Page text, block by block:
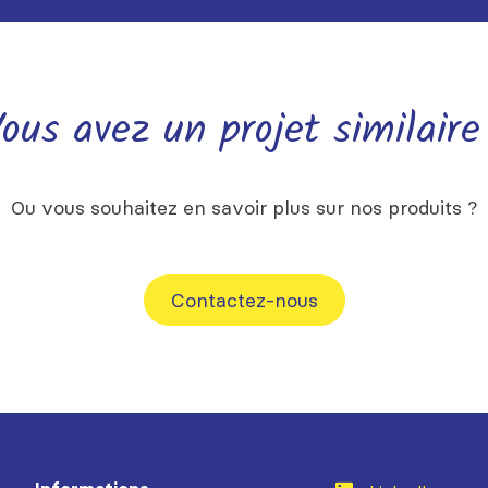
avez un projet similaire
Ou vous souhaitez en savoir plus sur nos produits ?
Contactez-nous